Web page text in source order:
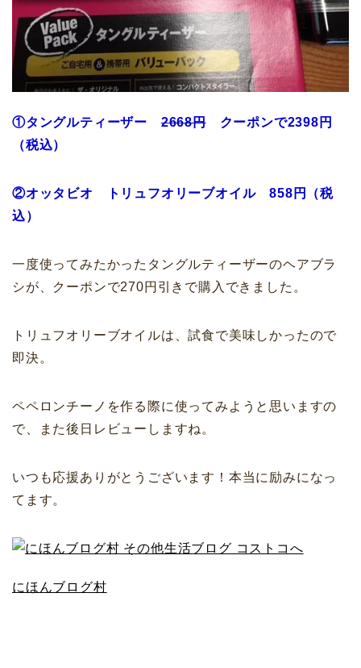
①タングルティーザー2668円クーポンで2398円
（税込）
②オッタビオ トリュフオリーブオイル 858円（税
込）
一度使ってみたかったタングルティーザーのヘアブラ
シが、クーポンで270円引きで購入できました。
トリュフオリーブオイルは、試食で美味しかったので
即決。
ペペロンチーノを作る際に使ってみようと思いますの
で、また後日レビューしますね。
いつも応援ありがとうございます！本当に励みになっ
てます。
にほんブログ村